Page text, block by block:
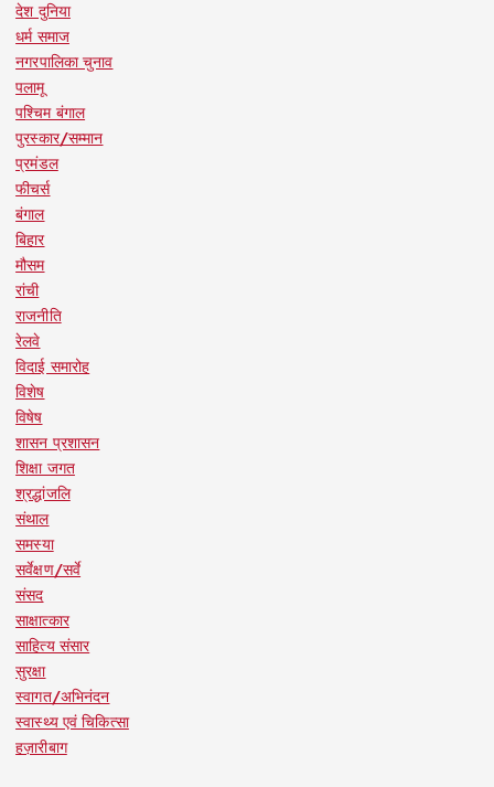
देश दुनिया
धर्म समाज
नगरपालिका चुनाव
पलामू
पश्चिम बंगाल
पुरस्कार/सम्मान
प्रमंडल
फीचर्स
बंगाल
बिहार
मौसम
रांची
राजनीति
रेलवे
विदाई समारोह
विशेष
विषेष
शासन प्रशासन
शिक्षा जगत
श्रद्धांजलि
संथाल
समस्या
सर्वेक्षण/सर्वे
संसद
साक्षात्कार
साहित्य संसार
सुरक्षा
स्वागत/अभिनंदन
स्वास्थ्य एवं चिकित्सा
हज़ारीबाग